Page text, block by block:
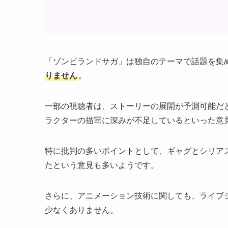
「ゾンビランドサガ」は独自のテーマで話題を集
りません。
一部の視聴者は、ストーリーの展開が予測可能
ラクターの描写に深みが不足しているといった意
特に批判の多いポイントとして、ギャグとシリ
たという意見も多いようです。
さらに、アニメーション技術に関しても、ライ
少なくありません。